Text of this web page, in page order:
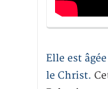
Elle est
le Christ.